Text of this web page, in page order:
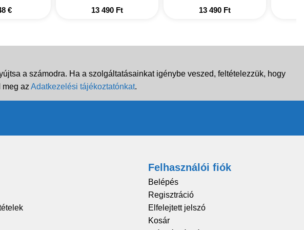
€ 13 490 Ft 13 490 Ft
a számodra. Ha a szolgáltatásainkat igénybe veszed, feltételezzük, hogy
meg az Adatkezelési tájékoztatónkat.
Felhasználói fiók
Belépés
Regisztráció
Elfelejtett jelszó
Kosár